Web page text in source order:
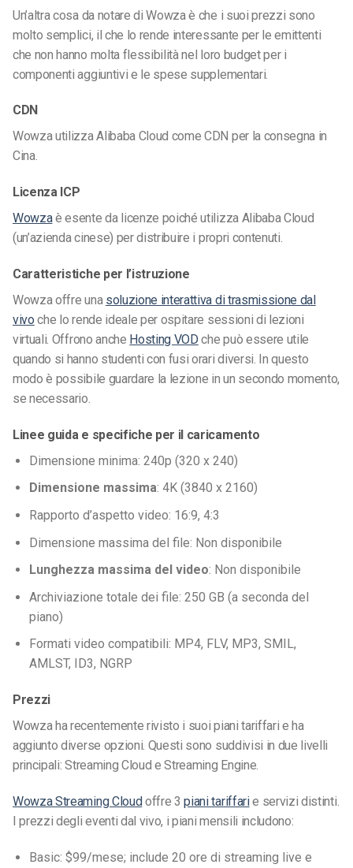
Un’altra cosa da notare di Wowza è che i suoi prezzi sono
molto semplici, il che lo rende interessante per le emittenti
che non hanno molta flessibilità nel loro budget per i
componenti aggiuntivi e le spese supplementari.
CDN
Wowza utilizza Alibaba Cloud come CDN per la consegna in
Cina.
Licenza ICP
Wowzaè esente da licenze poiché utilizza Alibaba Cloud
(un’azienda cinese) per distribuire i propri contenuti.
Caratteristiche per l’istruzione
Wowza offre una soluzione interattiva di trasmissione dal
vivo che lo rende ideale per ospitare sessioni di lezioni
virtuali. Offrono anche Hosting VOD che può essere utile
quando si hanno studenti con fusi orari diversi. In questo
modo è possibile guardare la lezione in un secondo momento,
se necessario.
Linee guida e specifiche per il caricamento
Dimensione minima: 240p (320 x 240)
Dimensione massima: 4K (3840 x 2160)
Rapporto d’aspetto video: 16:9, 4:3
Dimensione massima del file: Non disponibile
Lunghezza massima del video: Non disponibile
Archiviazione totale dei file: 250 GB (a seconda del
piano)
Formati video compatibili: MP4, FLV, MP3, SMIL,
AMLST, ID3, NGRP
Prezzi
Wowza ha recentemente rivisto i suoi piani tariffari e ha
aggiunto diverse opzioni. Questi sono suddivisi in due livelli
principali: Streaming Cloud e Streaming Engine.
Wowza Streaming Cloudoffre 3piani tariffarie servizi distinti.
I prezzi degli eventi dal vivo, i piani mensili includono:
Basic: $99/mese; include 20 ore di streaming live e